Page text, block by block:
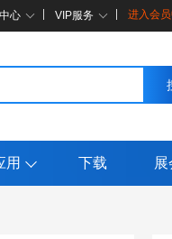
心 VIP服务 进入会
用 下载 展